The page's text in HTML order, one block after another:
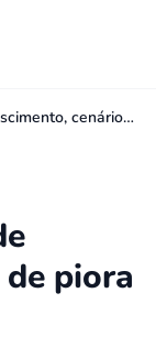
cenário…
piora